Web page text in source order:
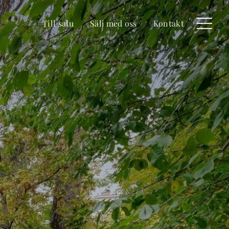
Till salu Sälj med oss Kontakt
Meny